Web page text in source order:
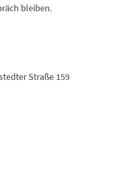
bleiben.
Straße 159